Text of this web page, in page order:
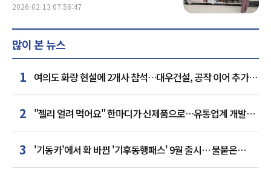
2026-02-13 07:56:47
많이 본 뉴스
1 여의도 화랑 현설에 2개사 참석…대우건설, 공작 이어 추가
거점 확보하나
2 "젤리 얼려 먹어요" 한마디가 신제품으로…유통업계 개발실
된 SNS
3
'기동카'에서 확 바뀐 '기후동행패스' 9월 출시… 불붙은
카드사 경쟁